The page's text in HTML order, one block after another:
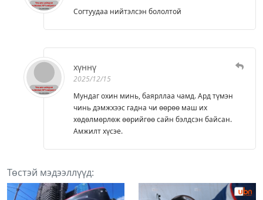
Согтуудаа нийтэлсэн бололтой
хүннү
2025/12/15
Мундаг охин минь, баярллаа чамд. Ард түмэн
чинь дэмжхээс гадна чи өөрөө маш их
хөдөлмөрлөж өөрийгөө сайн бэлдсэн байсан.
Амжилт хүсэе.
Төстэй мэдээллүүд: